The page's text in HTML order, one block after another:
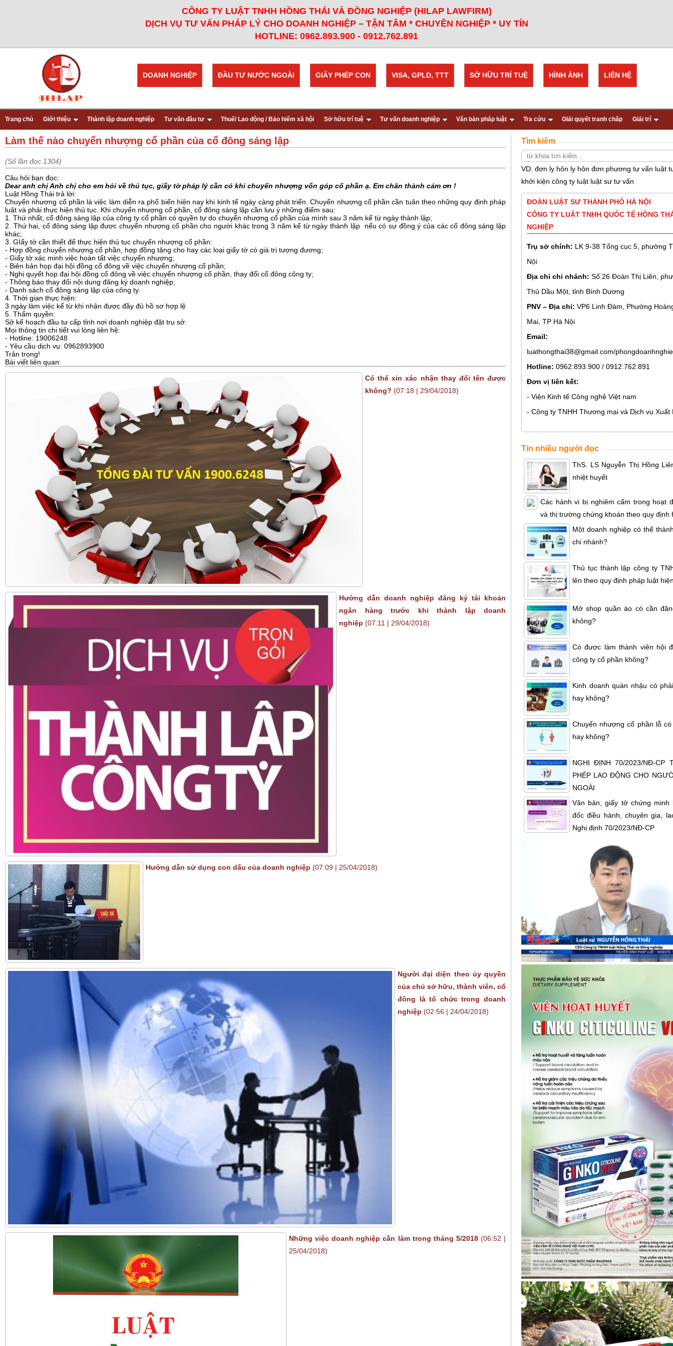
CÔNG TY LUẬT TNHH HỒNG THÁI VÀ ĐỒNG NGHIỆP (HILAP LAWFIRM)
DỊCH VỤ TƯ VẤN PHÁP LÝ CHO DOANH NGHIỆP – TẬN TÂM * CHUYÊN NGHIỆP * UY TÍN
HOTLINE: 0962.893.900 - 0912.762.891
LIÊN HỆ
HÌNH ẢNH
SỞ HỮU TRÍ TUỆ
VISA, GPLD, TTT
GIẤY PHÉP CON
ĐẦU TƯ NƯỚC NGOÀI
DOANH NGHIỆP
Trang chủ Giới thiệu Thành lập doanh nghiệp Tư vấn đầu tư Thuế/ Lao động / Bảo hiểm xã hội Sở hữu trí tuệ Tư vấn doanh nghiệp Văn bản pháp luật Tra cứu GIải quyết tranh chấp Giải trí
Làm thế nào chuyển nhượng cổ phần của cổ đông sáng lập
(Số lần đọc 1304)
Câu hỏi bạn đọc:
Dear anh chị Anh chị cho em hỏi về thủ tục, giấy tờ pháp lý cần có khi chuyển nhượng vốn góp cổ phần ạ. Em chân thành cám ơn !
Luật Hồng Thái trả lời:
Chuyển nhượng cổ phần là việc làm diễn ra phổ biến hiện nay khi kinh tế ngày càng phát triển. Chuyển nhượng cổ phần cần tuân theo những quy định pháp
luật và phải thực hiện thủ tục. Khi chuyển nhượng cổ phần, cổ đông sáng lập cần lưu ý những điểm sau:
1. Thứ nhất, cổ đông sáng lập của công ty cổ phần có quyền tự do chuyển nhượng cổ phần của mình sau 3 năm kể từ ngày thành lập;
2. Thứ hai, cổ đông sáng lập được chuyển nhượng cổ phần cho người khác trong 3 năm kể từ ngày thành lập nếu có sự đồng ý của các cổ đông sáng lập
khác;
3. GIấy tờ cần thiết để thực hiện thủ tục chuyển nhượng cổ phần:
- Hợp đồng chuyển nhượng cổ phần, hợp đồng tặng cho hay các loại giấy tờ có giá trị tượng đương;
- Giấy tờ xác minh việc hoàn tất việc chuyển nhượng;
- Biên bản họp đại hội đồng cổ đông về việc chuyển nhượng cổ phần;
- Nghị quyết họp đại hội đồng cổ đông về việc chuyển nhượng cổ phần, thay đổi cổ đông công ty;
- Thông báo thay đổi nội dung đăng ký doanh nghiệp;
- Danh sách cổ đông sáng lập của công ty.
4. Thời gian thực hiện:
3 ngày làm việc kể từ khi nhận được đầy đủ hồ sơ hợp lệ
5. Thẩm quyền:
Sở kế hoạch đầu tư cấp tỉnh nơi doanh nghiệp đặt trụ sở.
Mọi thông tin chi tiết vui lòng liên hệ:
- Hotline: 19006248
- Yêu cầu dịch vụ: 0962893900
Trân trọng!
Bài viết liên quan:
Có thể xin xác nhận thay đổi tên được
không? (07:18 | 29/04/2018)
Hướng dẫn doanh nghiệp đăng ký tài khoản
ngân hàng trước khi thành lập doanh
nghiệp (07:11 | 29/04/2018)
Hướng dẫn sử dụng con dấu của doanh nghiệp (07:09 | 25/04/2018)
Người đại diện theo ủy quyền
của chủ sở hữu, thành viên, cổ
đông là tổ chức trong doanh
nghiệp (02:56 | 24/04/2018)
Những việc doanh nghiệp cần làm trong tháng 5/2018 (06:52 |
25/04/2018)
Tìm kiếm
VD: đơn ly hôn ly hôn đơn phương tư vấn luật
khởi kiện công ty luật luật sư tư vấn
ĐOÀN LUẬT SƯ THÀNH PHỐ HÀ NỘI
CÔNG TY LUẬT TNHH QUỐC TẾ HỒNG
NGHIỆP
Trụ sở chính: LK 9-38 Tổng cục 5, phường
Nội
Địa chỉ chi nhánh: Số 26 Đoàn Thị Liên,
Thủ Dầu Một, tỉnh Bình Dương
PNV – Địa chỉ: VP6 Linh Đàm, Phường
Mai, TP Hà Nội
Email:
luathongthai38@gmail.com/
Hotline: 0962.893.900 / 0912.762.891
Đơn vị liên kết:
- Viện Kinh tế Công nghệ Việt nam
- Công ty TNHH Thương mại và Dịch vụ Xuất
Tin nhiều người đọc
ThS. LS Nguyễn Thị Hồng
nhiệt huyết
Các hành vi bị nghiêm cấm trong hoạt
và thị trường chứng khoán theo quy định
Một doanh nghiệp có thể
chi nhánh?
Thủ tục thành lập công ty
lên theo quy định pháp luật
Mở shop quần áo có cần
không?
Có được làm thành viên hội
công ty cổ phần không?
Kinh doanh quán nhậu có
hay không?
Chuyển nhượng cổ phần lỗ
hay không?
NGHỊ ĐỊNH 70/2023/NĐ-CP
PHÉP LAO ĐỘNG CHO
NGOÀI
Văn bản, giấy tờ chứng minh
đốc điều hành, chuyên gia,
Nghị định 70/2023/NĐ-CP